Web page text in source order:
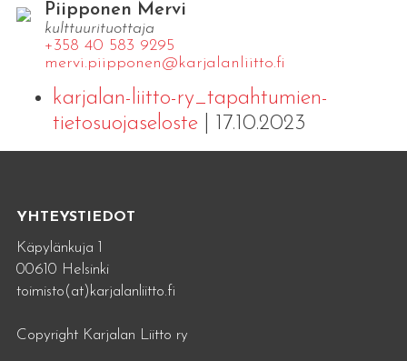
Piipponen Mervi
kulttuurituottaja
+358 40 583 9295
mervi.​piipponen@​kar​jala​nlii​tto.​fi
karjalan-liitto-ry_tapahtumien-
tietosuojaseloste| 17.10.2023
YHTEYSTIEDOT
Käpylänkuja 1
00610 Helsinki
toimisto(at)karjalanliitto.fi
Copyright Karjalan Liitto ry